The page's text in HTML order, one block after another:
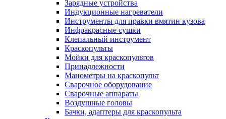
Зарядные устройства
Индукционные нагреватели
Инструменты для правки вмятин кузова
Инфракрасные сушки
Клепальный инструмент
Краскопульты
Мойки для краскопультов
Принадлежности
Манометры на краскопульт
Сварочное оборудование
Сварочные аппараты
Воздушные головы
Бачки, адаптеры для краскопульта